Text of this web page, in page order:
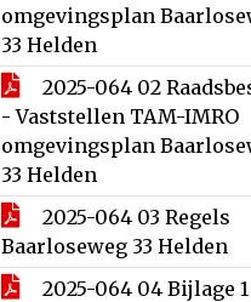
omgevingsplan
33 Helden
2025-064 02
- Vaststellen TAM-IMRO
omgevingsplan
33 Helden
2025-064 03 Regels
Baarloseweg 33 Helden
2025-064 04 Bijlage